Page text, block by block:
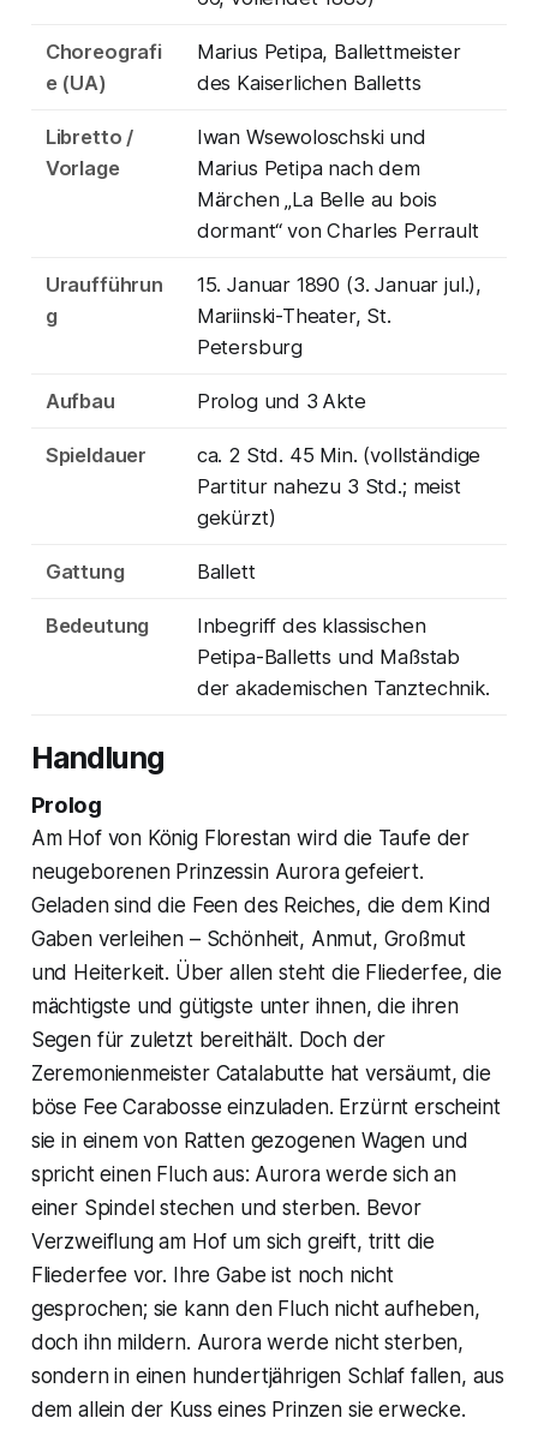
Choreografi
e (UA)
Marius Petipa, Ballettmeister
des Kaiserlichen Balletts
Libretto /
Vorlage
Iwan Wsewoloschski und
Marius Petipa nach dem
Märchen „La Belle au bois
dormant“ von Charles Perrault
Uraufführun
g
15. Januar 1890 (3. Januar jul.),
Mariinski-Theater, St.
Petersburg
Aufbau Prolog und 3 Akte
Spieldauer
ca. 2 Std. 45 Min. (vollständige
Partitur nahezu 3 Std.; meist
gekürzt)
Gattung Ballett
Bedeutung
Inbegriff des klassischen
Petipa-Balletts und Maßstab
der akademischen Tanztechnik.
Handlung
Prolog
Am Hof von König Florestan wird die Taufe der
neugeborenen Prinzessin Aurora gefeiert.
Geladen sind die Feen des Reiches, die dem Kind
Gaben verleihen – Schönheit, Anmut, Großmut
und Heiterkeit. Über allen steht die Fliederfee, die
mächtigste und gütigste unter ihnen, die ihren
Segen für zuletzt bereithält. Doch der
Zeremonienmeister Catalabutte hat versäumt, die
böse Fee Carabosse einzuladen. Erzürnt erscheint
sie in einem von Ratten gezogenen Wagen und
spricht einen Fluch aus: Aurora werde sich an
einer Spindel stechen und sterben. Bevor
Verzweiflung am Hof um sich greift, tritt die
Fliederfee vor. Ihre Gabe ist noch nicht
gesprochen; sie kann den Fluch nicht aufheben,
doch ihn mildern. Aurora werde nicht sterben,
sondern in einen hundertjährigen Schlaf fallen, aus
dem allein der Kuss eines Prinzen sie erwecke.